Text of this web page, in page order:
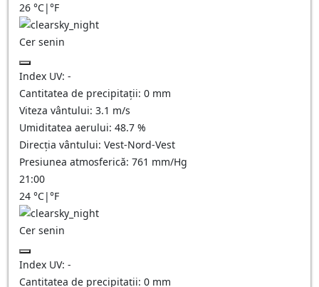
26 °C|°F
Cer senin
Index UV: -
Cantitatea de precipitații: 0 mm
Viteza vântului: 3.1 m/s
Umiditatea aerului: 48.7 %
Direcția vântului: Vest-Nord-Vest
Presiunea atmosferică: 761 mm/Hg
21:00
24 °C|°F
Cer senin
Index UV: -
Cantitatea de precipitații: 0 mm